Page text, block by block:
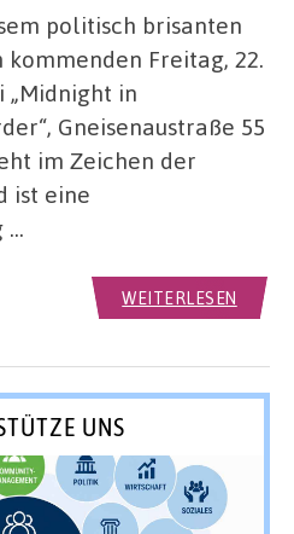
politisch brisanten
Freitag, 22.
„Midnight in
Gneisenaustraße 55
im Zeichen der
ist eine
…
WEITERLESEN
UNS